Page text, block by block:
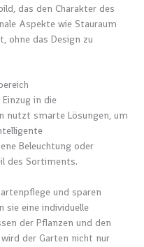
das den Charakter des
Aspekte wie Stauraum
ohne das Design zu
in die
nutzt smarte Lösungen, um
Beleuchtung oder
des Sortiments.
und sparen
sie eine individuelle
der Pflanzen und den
der Garten nicht nur